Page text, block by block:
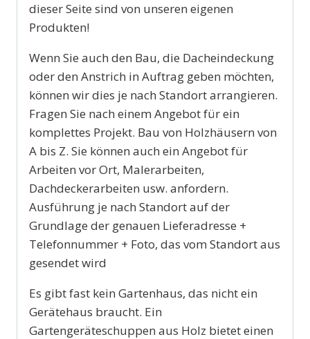
dieser Seite sind von unseren eigenen
Produkten!
Wenn Sie auch den Bau, die Dacheindeckung
oder den Anstrich in Auftrag geben möchten,
können wir dies je nach Standort arrangieren.
Fragen Sie nach einem Angebot für ein
komplettes Projekt. Bau von Holzhäusern von
A bis Z. Sie können auch ein Angebot für
Arbeiten vor Ort, Malerarbeiten,
Dachdeckerarbeiten usw. anfordern.
Ausführung je nach Standort auf der
Grundlage der genauen Lieferadresse +
Telefonnummer + Foto, das vom Standort aus
gesendet wird
Es gibt fast kein Gartenhaus, das nicht ein
Gerätehaus braucht. Ein
Gartengeräteschuppen aus Holz bietet einen